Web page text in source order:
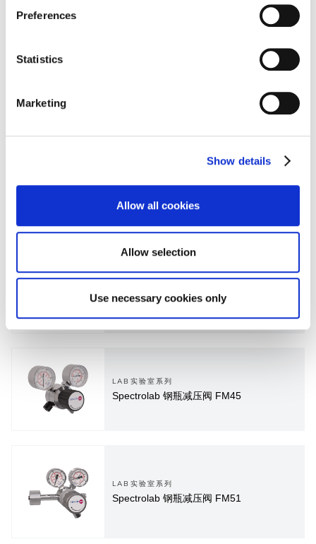
partner in a third country where an equivalent level of
data protection may not be guaranteed. For further details
ourprivacy policy
Preferences
Statistics
Marketing
Show details
Allow all cookies
Allow selection
Use necessary cookies only
Spectrolab 钢瓶减压阀 FM35-F
LAB实验室系列
Spectrolab 钢瓶减压阀 FM35-L
LAB实验室系列
Spectrolab 钢瓶减压阀 FM45
LAB实验室系列
Spectrolab 钢瓶减压阀 FM51